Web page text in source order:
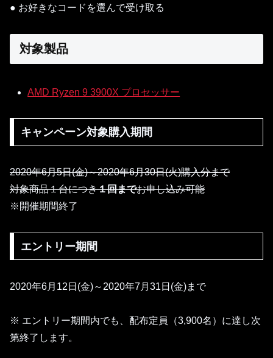
● お好きなコードを選んで受け取る
対象製品
AMD Ryzen 9 3900X プロセッサー
キャンペーン対象購入期間
2020年6月5日(金)～2020年6月30日(火)購入分まで
対象商品１台につき１回までお申し込み可能
※開催期間終了
エントリー期間
2020年6月12日(金)～2020年7月31日(金)まで
※ エントリー期間内でも、配布定員（3,900名）に達し次
第終了します。